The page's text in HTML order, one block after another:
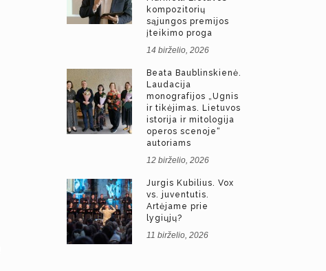
kompozitorių
sąjungos premijos
įteikimo proga
14 birželio, 2026
Beata Baublinskienė.
Laudacija
monografijos „Ugnis
ir tikėjimas. Lietuvos
istorija ir mitologija
operos scenoje“
autoriams
12 birželio, 2026
Jurgis Kubilius. Vox
vs. juventutis.
Artėjame prie
lygiųjų?
11 birželio, 2026